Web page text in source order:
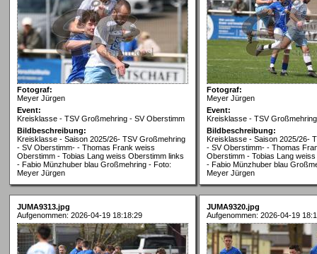
Fotograf:
Meyer Jürgen
Event:
Kreisklasse - TSV Großmehring - SV Oberstimm
Bildbeschreibung:
Kreisklasse - Saison 2025/26- TSV Großmehring
- SV Oberstimm- - Thomas Frank weiss
Oberstimm - Tobias Lang weiss Oberstimm links
- Fabio Münzhuber blau Großmehring - Foto:
Meyer Jürgen
Fotograf:
Meyer Jürgen
Event:
Kreisklasse - TSV
Bildbeschreibung:
Kreisklasse - Saison 2025/26-
- SV Oberstimm- - Thomas
Oberstimm - Tobias Lang
- Fabio Münzhuber blau
Meyer Jürgen
JUMA9313.jpg
Aufgenommen: 2026-04-19 18:18:29
JUMA9320.jpg
Aufgenommen: 2026-04-19